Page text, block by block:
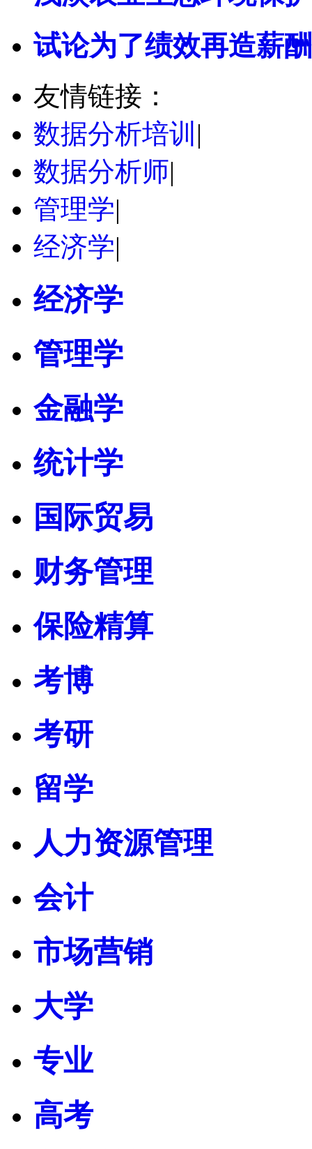
试论为了绩效再造薪
友情链接：
数据分析培训 |
数据分析师|
管理学|
经济学|
经济学
管理学
金融学
统计学
国际贸易
财务管理
保险精算
考博
考研
留学
人力资源管理
会计
市场营销
大学
专业
高考